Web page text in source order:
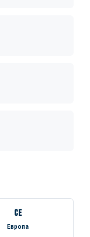
CE
Европа